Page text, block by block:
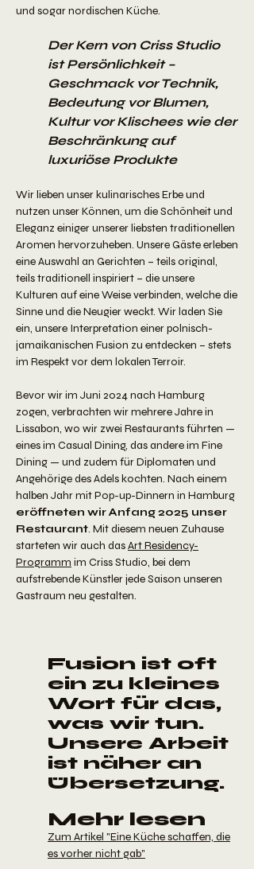
und sogar nordischen Küche.
Der Kern von Criss Studio
ist Persönlichkeit –
Geschmack vor Technik,
Bedeutung vor Blumen,
Kultur vor Klischees wie der
Beschränkung auf
luxuriöse Produkte
Wir lieben unser kulinarisches Erbe und
nutzen unser Können, um die Schönheit und
Eleganz einiger unserer liebsten traditionellen
Aromen hervorzuheben. Unsere Gäste erleben
eine Auswahl an Gerichten – teils original,
teils traditionell inspiriert – die unsere
Kulturen auf eine Weise verbinden, welche die
Sinne und die Neugier weckt. Wir laden Sie
ein, unsere Interpretation einer polnisch-
jamaikanischen Fusion zu entdecken – stets
im Respekt vor dem lokalen Terroir.
Bevor wir im Juni 2024 nach Hamburg
zogen, verbrachten wir mehrere Jahre in
Lissabon, wo wir zwei Restaurants führten —
eines im Casual Dining, das andere im Fine
Dining — und zudem für Diplomaten und
Angehörige des Adels kochten. Nach einem
halben Jahr mit Pop-up-Dinnern in Hamburg
eröffneten wir Anfang 2025 unser
Restaurant. Mit diesem neuen Zuhause
starteten wir auch dasArt Residency-
Programm im Criss Studio, bei dem
aufstrebende Künstler jede Saison unseren
Gastraum neu gestalten.
​Fusion ist oft
ein zu kleines
Wort für das,
was wir tun.
Unsere Arbeit
ist näher an
Übersetzung.
Mehr lesen
Zum Artikel "Eine Küche schaffen, die
es vorher nicht gab"